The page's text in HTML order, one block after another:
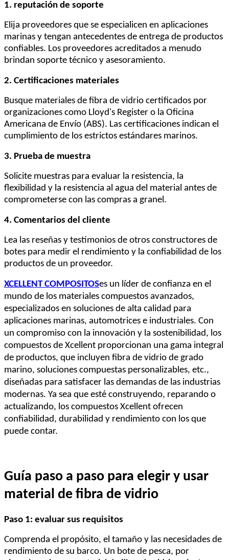
1. reputación de soporte
Elija proveedores que se especialicen en aplicaciones
marinas y tengan antecedentes de entrega de productos
confiables. Los proveedores acreditados a menudo
brindan soporte técnico y asesoramiento.
2. Certificaciones materiales
Busque materiales de fibra de vidrio certificados por
organizaciones como Lloyd's Register o la Oficina
Americana de Envío (ABS). Las certificaciones indican el
cumplimiento de los estrictos estándares marinos.
3. Prueba de muestra
Solicite muestras para evaluar la resistencia, la
flexibilidad y la resistencia al agua del material antes de
comprometerse con las compras a granel.
4. Comentarios del cliente
Lea las reseñas y testimonios de otros constructores de
botes para medir el rendimiento y la confiabilidad de los
productos de un proveedor.
XCELLENT COMPOSITOSes un líder de confianza en el
mundo de los materiales compuestos avanzados,
especializados en soluciones de alta calidad para
aplicaciones marinas, automotrices e industriales. Con
un compromiso con la innovación y la sostenibilidad, los
compuestos de Xcellent proporcionan una gama integral
de productos, que incluyen fibra de vidrio de grado
marino, soluciones compuestas personalizables, etc.,
diseñadas para satisfacer las demandas de las industrias
modernas. Ya sea que esté construyendo, reparando o
actualizando, los compuestos Xcellent ofrecen
confiabilidad, durabilidad y rendimiento con los que
puede contar.
Guía paso a paso para elegir y usar
material de fibra de vidrio
Paso 1: evaluar sus requisitos
Comprenda el propósito, el tamaño y las necesidades de
rendimiento de su barco. Un bote de pesca, por